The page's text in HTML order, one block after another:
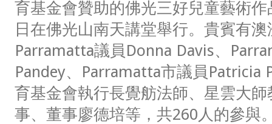
育基金會贊助的佛光三好兒童藝術
日在佛光山南天講堂舉行。貴賓有
Parramatta議員Donna Davis、
Pandey、Parramatta市議員Patricia
育基金會執行長覺舫法師、星雲大
事、董事廖德培等，共260人的參與